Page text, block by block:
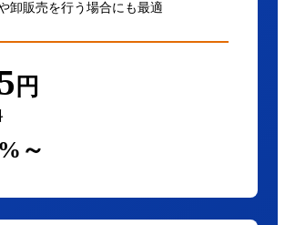
卸販売を行う場合にも最適
円
%～